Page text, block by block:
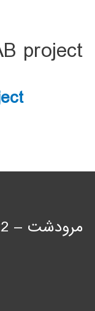
project
مرودشت – 22 بهمن شمالی